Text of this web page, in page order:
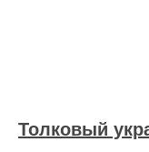
Толковый